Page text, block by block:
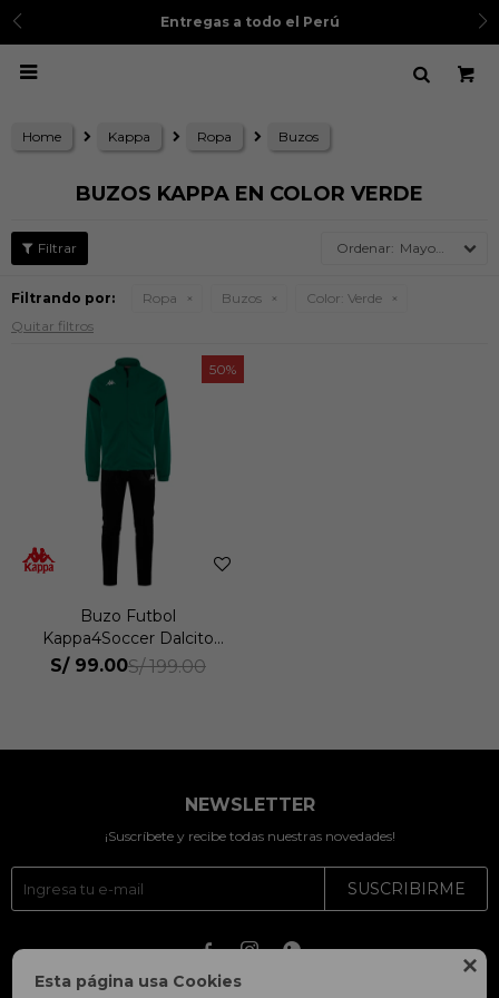

Esta página usa Cookies
Entregas a todo el Perú

Home Kappa Ropa Buzos
BUZOS KAPPA EN COLOR VERDE
Mayor precio
Filtrando por: Ropa Buzos Color: Verde
Quitar filtros
50
Buzo Futbol
Kappa4Soccer Dalcito
Hombre
S/ 99.00S/ 199.00
NEWSLETTER
¡Suscríbete y recibe todas nuestras novedades!
SUSCRIBIRME
  